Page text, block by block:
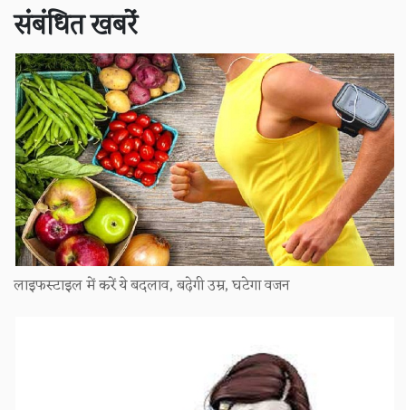
संबंधित खबरें
लाइफस्टाइल में करें ये बदलाव, बढ़ेगी उम्र, घटेगा वजन